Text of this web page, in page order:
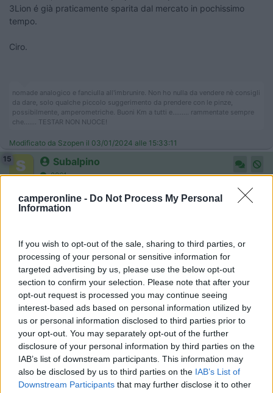
camperonline - Do Not Process My Personal
Information
If you wish to opt-out of the sale, sharing to third parties, or
processing of your personal or sensitive information for
targeted advertising by us, please use the below opt-out
section to confirm your selection. Please note that after your
opt-out request is processed you may continue seeing
interest-based ads based on personal information utilized by
us or personal information disclosed to third parties prior to
your opt-out. You may separately opt-out of the further
disclosure of your personal information by third parties on the
IAB’s list of downstream participants. This information may
also be disclosed by us to third parties on the IAB’s List of
Downstream Participants that may further disclose it to other
3Lion é già praticamente sparita dal mercato in pochissimo
tempo.
Ciro.
nomade analogico e fanciulla all'imbrunire. Non ho nulla da vendere nè consigli
da dare, solo qualche piccolo suggerimento da prendere con le pinze,
possibilmente, amperometriche. Buoni Km a tutti e......... rammentate sempre
che....... TESTAR NON NUOCE!
Modificato da Szopen il 03/01/2024 alle 15:33:11
15
Subalpino
2861
Inserito il03/01/2024 alle:18:03:34
DCDC
contributo. Io monterei 2 Victron da 30A in parallelo, con un
commutatore per pilotare il segnale 0/1/2/1&2.
PV
Un PV civile da 500w costa al massimo 200€ ma devi misurare
bene lo spazio libero sul tetto. Per esempio sul mio furgone da
6 metri ci sta un 450w tra i due oblò ma devo fare una modifica
per l'areazione del bagno.
Come ti è stato già detto, il fotovoltaico è sempre una fonte di
energia complementare, potrebbe essere 100 come 0 e
ovviamente tende a 0 più vai a Nord, più se vicino al 20
dicembre, più stai all'ombra.